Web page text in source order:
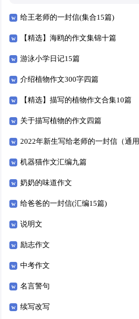
给王老师的一封信(集合15篇)
【精选】海鸥的作文集锦十篇
游泳小学日记15篇
介绍植物作文300字四篇
【精选】描写的植物作文合集10篇
关于描写植物的作文四篇
2022年新生写给老师的一封信（通用
8篇）
机器猫作文汇编九篇
奶奶的味道作文
给爸爸的一封信(汇编15篇)
说明文
励志作文
中考作文
名言警句
续写改写